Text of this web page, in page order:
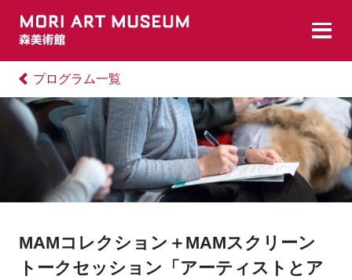
プログラム一覧
MAMコレクション＋MAMスクリーン
トークセッション「アーティストとア